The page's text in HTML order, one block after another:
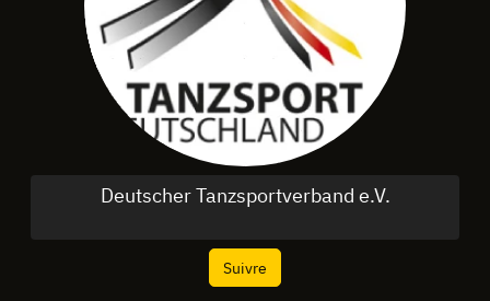
Deutscher Tanzsportverband e.V.
Suivre